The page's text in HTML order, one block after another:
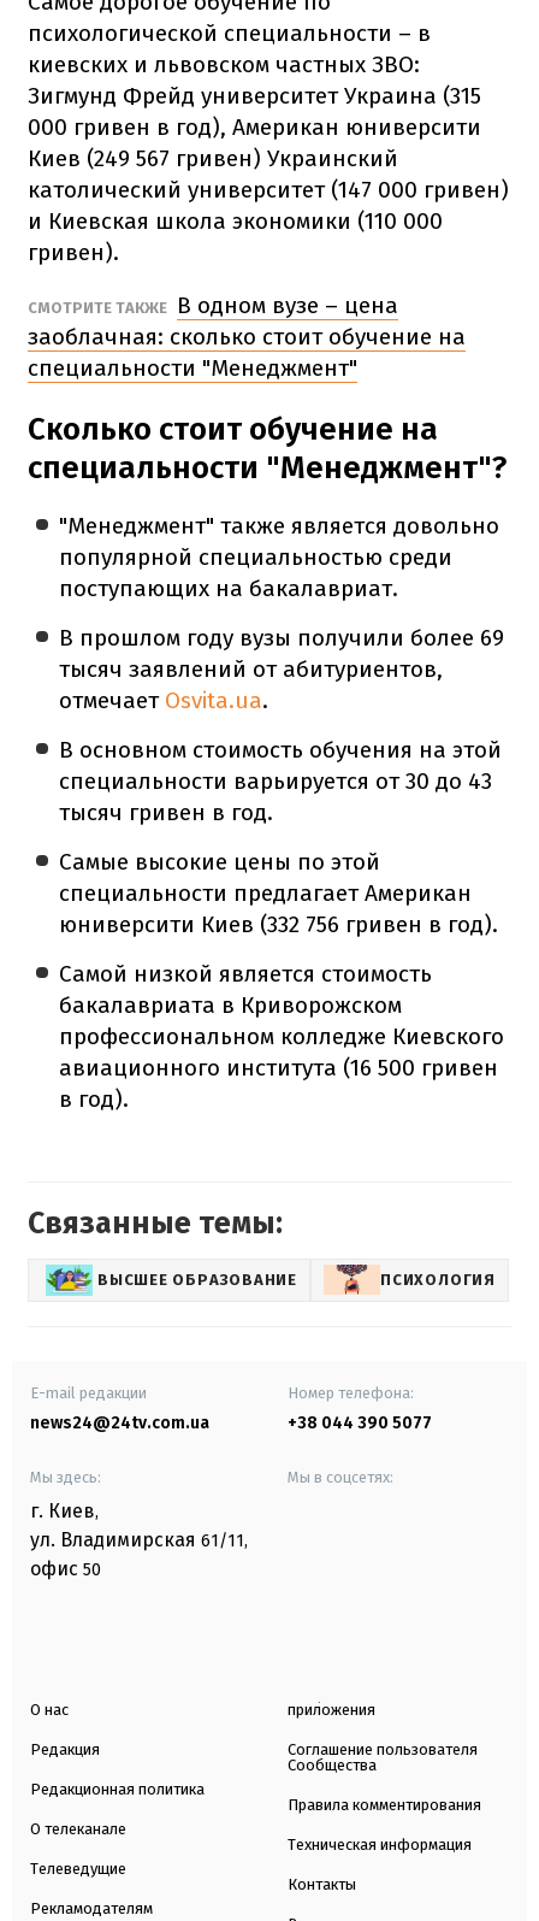
психологической специальности – в
киевских и львовском частных ЗВО:
Зигмунд Фрейд университет Украина (315
000 гривен в год), Американ юниверсити
Киев (249 567 гривен) Украинский
католический университет (147 000 гривен)
и Киевская школа экономики (110 000
гривен).
СМОТРИТЕ ТАКЖЕ
В одном вузе – цена
заоблачная: сколько стоит обучение на
специальности "Менеджмент"
Сколько стоит обучение на
специальности "Менеджмент"?
"Менеджмент" также является довольно
популярной специальностью среди
поступающих на бакалавриат.
В прошлом году вузы получили более 69
тысяч заявлений от абитуриентов,
отмечает Osvita.ua.
В основном стоимость обучения на этой
специальности варьируется от 30 до 43
тысяч гривен в год.
Самые высокие цены по этой
специальности предлагает Американ
юниверсити Киев (332 756 гривен в год).
Самой низкой является стоимость
бакалавриата в Криворожском
профессиональном колледже Киевского
авиационного института (16 500 гривен
в год).
Связанные темы:
ВЫСШЕЕ ОБРАЗОВАНИЕ ПСИХОЛОГИЯ
E-mail редакции
news24@24tv.com.ua
Номер телефона:
+38 044 390 5077
Мы здесь:
г. Киев,
ул. Владимирская 61/11,
офис 50
Мы в соцсетях:
О нас
Редакция
Редакционная политика
О телеканале
Телеведущие
Рекламодателям
приложения
Соглашение пользователя
Сообщества
Правила комментирования
Техническая информация
Контакты